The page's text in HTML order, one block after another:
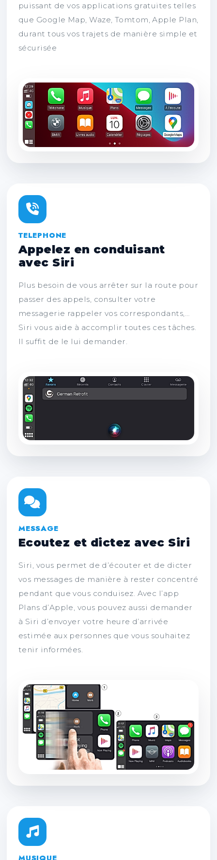
puissant de vos applications gratuites telles
que Google Map, Waze, Tomtom, Apple Plan,
durant tous vos trajets de manière simple et
sécurisée
TELEPHONE
Appelez en conduisant
avec Siri
Plus besoin de vous arrêter sur la route pour
passer des appels, consulter votre
messagerie rappeler vos correspondants,…
Siri vous aide à accomplir toutes ces tâches.
Il suffit de le lui demander.
MESSAGE
Ecoutez et dictez avec Siri
Siri, vous permet de d’écouter et de dicter
vos messages de manière à rester concentré
pendant que vous conduisez. Avec l’app
Plans d’Apple, vous pouvez aussi demander
à Siri d’envoyer votre heure d’arrivée
estimée aux personnes que vous souhaitez
tenir informées.